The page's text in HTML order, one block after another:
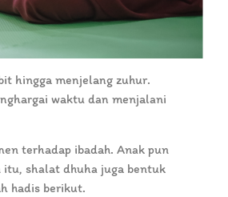
hingga menjelang zuhur.
waktu dan menjalani
terhadap ibadah. Anak pun
shalat dhuha juga bentuk
hadis berikut.